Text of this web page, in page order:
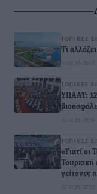
ΤΟΠΙΚΈΣ
Τι
07.08.26 · 18:41
ΤΟΠΙΚΈΣ
ΥΠΑΑΤ:
07.08.26 · 18:19
ΤΟΠΙΚΈΣ
«Γιατί οι
Τουρκική
γείτονες
07.08.26 · 17:55